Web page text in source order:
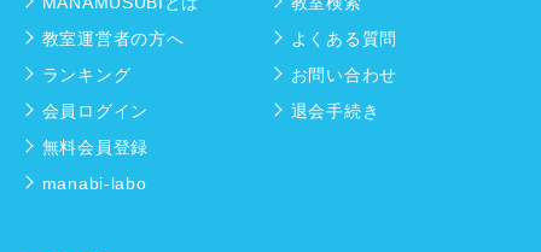
教室運営者の方へ
ランキング
会員ログイン
無料会員登録
manabi-labo
よくある質問
お問い合わせ
退会手続き